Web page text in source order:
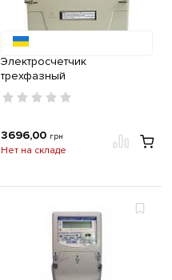
Электросчетчик
трехфазный
многотарифный CE 303-U A
S31 146 JAVZ 230В (5-100А)
3696,00 грн
Нет на складе